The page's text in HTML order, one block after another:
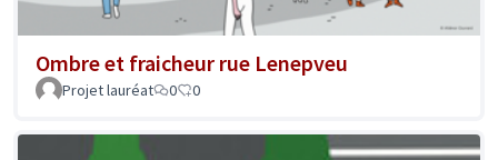
Ombre et fraicheur rue Lenepveu
Projet lauréat 0 0